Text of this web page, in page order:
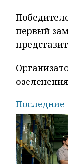
первый
Последние